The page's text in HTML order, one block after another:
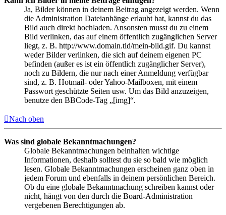
Ja, Bilder können in deinem Beitrag angezeigt werden. Wenn
die Administration Dateianhänge erlaubt hat, kannst du das
Bild auch direkt hochladen. Ansonsten musst du zu einem
Bild verlinken, das auf einem öffentlich zugänglichen Server
liegt, z. B. http://www.domain.tld/mein-bild.gif. Du kannst
weder Bilder verlinken, die sich auf deinem eigenen PC
befinden (außer es ist ein öffentlich zugänglicher Server),
noch zu Bildern, die nur nach einer Anmeldung verfügbar
sind, z. B. Hotmail- oder Yahoo-Mailboxen, mit einem
Passwort geschützte Seiten usw. Um das Bild anzuzeigen,
benutze den BBCode-Tag „[img]“.
Nach oben
Was sind globale Bekanntmachungen?
Globale Bekanntmachungen beinhalten wichtige
Informationen, deshalb solltest du sie so bald wie möglich
lesen. Globale Bekanntmachungen erscheinen ganz oben in
jedem Forum und ebenfalls in deinem persönlichen Bereich.
Ob du eine globale Bekanntmachung schreiben kannst oder
nicht, hängt von den durch die Board-Administration
vergebenen Berechtigungen ab.